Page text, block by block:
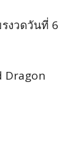
งวดวันที่ 6
Dragon